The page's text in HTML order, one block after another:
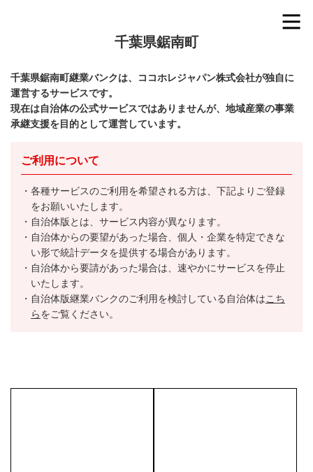
千葉県鋸南町
千葉県鋸南町継業バンクは、ココホレジャパン株式会社が独自に
運営するサービスです。
現在は自治体の公式サービスではありませんが、地域産業の事業
承継支援を目的として運営しています。
ご利用について
各種サービスのご利用を希望される方は、下記よりご登録
をお願いいたします。
自治体版とは、サービス内容が異なります。
自治体からの要望があった場合、個人・企業を特定できな
い形で統計データを提供する場合があります。
自治体から要請があった場合は、速やかにサービスを停止
いたします。
自治体版継業バンクのご利用を検討している自治体はこち
らをご覧ください。